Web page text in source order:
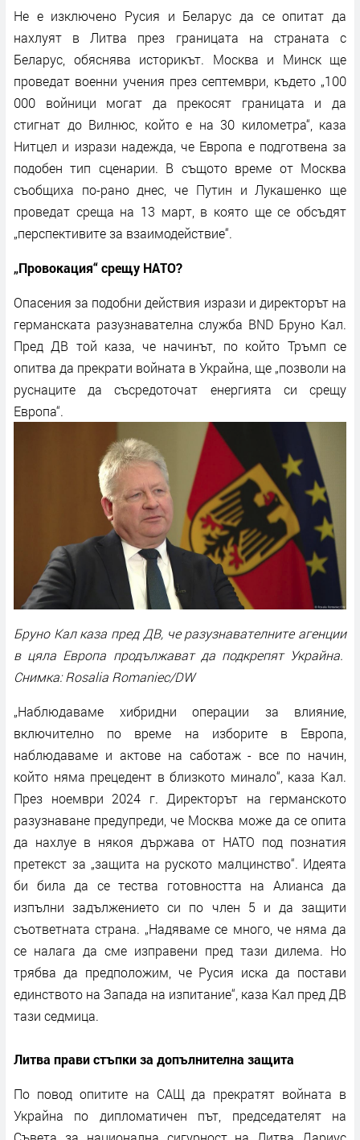
Не е изключено Русия и Беларус да се опитат да
нахлуят в Литва през границата на страната с
Беларус, обяснява историкът. Москва и Минск ще
проведат военни учения през септември, където „100
000 войници могат да прекосят границата и да
стигнат до Вилнюс, който е на 30 километра“, каза
Нитцел и изрази надежда, че Европа е подготвена за
подобен тип сценарии. В същото време от Москва
съобщиха по-рано днес, че Путин и Лукашенко ще
проведат среща на 13 март, в която ще се обсъдят
„перспективите за взаимодействие“.
„Провокация“ срещу НАТО?
Опасения за подобни действия изрази и директорът на
германската разузнавателна служба BND Бруно Кал.
Пред ДВ той каза, че начинът, по който Тръмп се
опитва да прекрати войната в Украйна, ще „позволи на
руснаците да съсредоточат енергията си срещу
Европа“.
Бруно Кал каза пред ДВ, че разузнавателните агенции
в цяла Европа продължават да подкрепят Украйна.
Снимка: Rosalia Romaniec/DW
„Наблюдаваме хибридни операции за влияние,
включително по време на изборите в Европа,
наблюдаваме и актове на саботаж - все по начин,
който няма прецедент в близкото минало“, каза Кал.
През ноември 2024 г. Директорът на германското
разузнаване предупреди, че Москва може да се опита
да нахлуе в някоя държава от НАТО под познатия
претекст за „защита на руското малцинство“. Идеята
би била да се тества готовността на Алианса да
изпълни задължението си по член 5 и да защити
съответната страна. „Надяваме се много, че няма да
се налага да сме изправени пред тази дилема. Но
трябва да предположим, че Русия иска да постави
единството на Запада на изпитание“, каза Кал пред ДВ
тази седмица.
Литва прави стъпки за допълнителна защита
По повод опитите на САЩ да прекратят войната в
Украйна по дипломатичен път, председателят на